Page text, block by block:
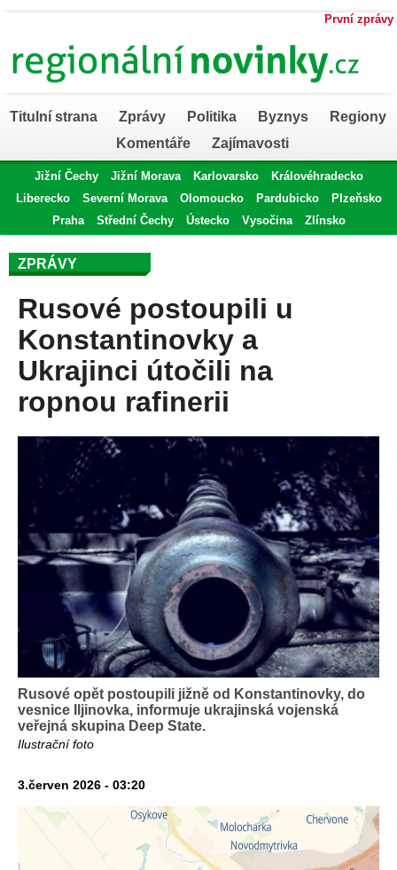
První zprávy
Titulní strana Zprávy Politika Byznys
Regiony
Komentáře
Zajímavosti
Jižní Čechy Jižní Morava Karlovarsko
Královéhradecko
Liberecko
Severní Morava Olomoucko Pardubicko
Plzeňsko
Praha
Střední Čechy Ústecko Vysočina Zlínsko
ZPRÁVY
Rusové postoupili u
Konstantinovky a
Ukrajinci útočili na
ropnou rafinerii
Rusové opět postoupili jižně od Konstantinovky, do
vesnice Iljinovka, informuje ukrajinská vojenská
veřejná skupina Deep State.
Ilustrační foto
3.červen 2026 - 03:20